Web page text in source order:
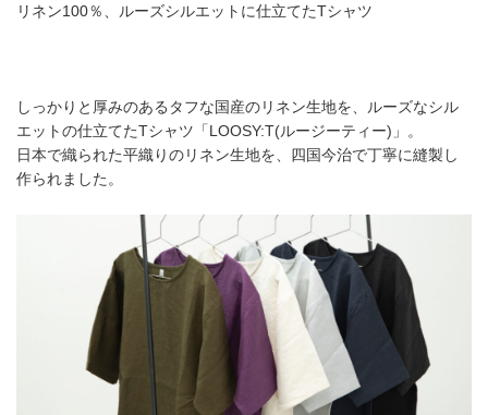
リネン100％、ルーズシルエットに仕立てたTシャツ
しっかりと厚みのあるタフな国産のリネン生地を、ルーズなシル
エットの仕立てたTシャツ「LOOSY:T(ルージーティー)」。
日本で織られた平織りのリネン生地を、四国今治で丁寧に縫製し
作られました。